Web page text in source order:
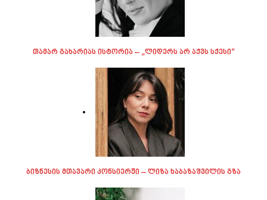
თამარ გახარიას ისტორია – „ლიდერს არ აქვს სქესი“
ბიზნესის მთავარი კონსიერჟი – ლიზა ხაბაზაშვილის გზა